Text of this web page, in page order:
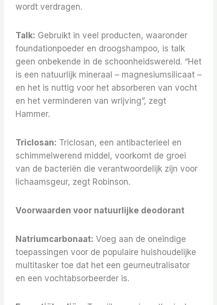
wordt verdragen.
Talk: Gebruikt in veel producten, waaronder
foundationpoeder en droogshampoo, is talk
geen onbekende in de schoonheidswereld. “Het
is een natuurlijk mineraal – magnesiumsilicaat –
en het is nuttig voor het absorberen van vocht
en het verminderen van wrijving”, zegt
Hammer.
Triclosan: Triclosan, een antibacterieel en
schimmelwerend middel, voorkomt de groei
van de bacteriën die verantwoordelijk zijn voor
lichaamsgeur, zegt Robinson.
Voorwaarden voor natuurlijke deodorant
Natriumcarbonaat: Voeg aan de oneindige
toepassingen voor de populaire huishoudelijke
multitasker toe dat het een geurneutralisator
en een vochtabsorbeerder is.